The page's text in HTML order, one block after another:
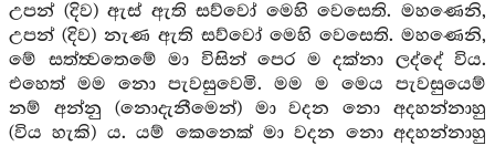
උපන් (දිව) ඇස් ඇති සව්වෝ මෙහි වෙසෙති. මහණෙනි,
උපන් (දිව) නැණ ඇති සව්වෝ මෙහි වෙසෙති. මහණෙනි,
මේ සත්ත්‍වතෙමේ මා විසින් පෙර ම දක්නා ලද්දේ විය.
එහෙත් මම නො පැවසුවෙමි. මම ම මෙය පැවසුයෙම්
නම් අන්නු (නොදැනීමෙන්) මා වදන නො අදහන්නාහු
(විය හැකි) ය. යම් කෙනෙක් මා වදන නො අදහන්නාහු